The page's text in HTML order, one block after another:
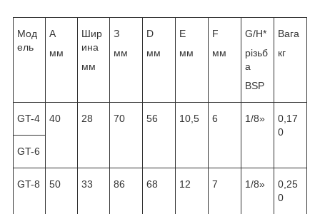
Мод
ель
А
мм
Шир
ина
мм
З
мм
D
мм
E
мм
F
мм
G/H*
різьб
а
BSP
Вага
кг
GT-4 40 28 70 56 10,5 6 1/8»
0,17
0
GT-6
GT-8 50 33 86 68 12 7 1/8»
0,25
0